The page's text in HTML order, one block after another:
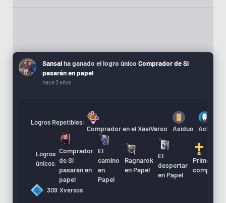
Sansalha ganado el logro únicoComprador de Sí
pasarán en papel
hace 3 años
309 Xversos
Logros Repetibles:
Comprador en el XaviVerso Asiduo
Logros
únicos:
Comprador
de Sí
pasarán en
papel
El
camino
en
Papel
Ragnarok
en Papel
El
despertar
en Papel
Primera
compra